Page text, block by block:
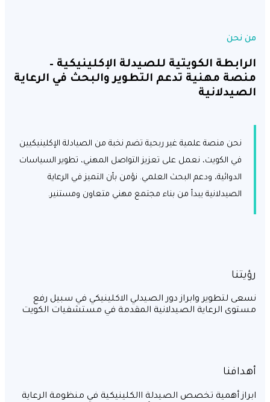
الكويتية للصيدلة الإكلينيكية –
مهنية تدعم التطوير والبحث في الرعاية
نحن منصة علمية غير ربحية تضم نخبة من الصيادلة الإكلينيكيين
في الكويت، نعمل على تعزيز التواصل المهني، تطوير السياسات
الدوائية، ودعم البحث العلمي. نؤمن بأن التميز في الرعاية
الصيدلانية يبدأ من بناء مجتمع مهني متعاون ومستنير.
لتطوير وابراز دور الصيدلي الاكلينيكي في سبيل رفع
الرعاية الصيدلانية المقدمة في مستشفيات الكويت
أهمية تخصص الصيدلة االكلينيكية في منظومة الرعاية